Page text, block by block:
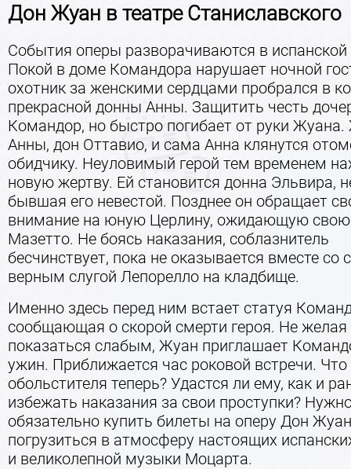
Дон Жуан в театре Станиславского
События оперы разворачиваются в испанской
Покой в доме Командора нарушает ночной
охотник за женскими сердцами пробрался в
прекрасной донны Анны. Защитить честь
Командор, но быстро погибает от руки
Анны, дон Оттавио, и сама Анна клянутся
обидчику. Неуловимый герой тем временем
новую жертву. Ей становится донна Эльвира,
бывшая его невестой. Позднее он обращает
внимание на юную Церлину, ожидающую свою
Мазетто. Не боясь наказания, соблазнитель
бесчинствует, пока не оказывается вместе со
верным слугой Лепорелло на кладбище.
Именно здесь перед ним встает статуя
сообщающая о скорой смерти героя. Не желая
показаться слабым, Жуан приглашает
ужин. Приближается час роковой встречи.
обольстителя теперь? Удастся ли ему, как и
избежать наказания за свои проступки?
обязательно купить билеты на оперу Дон
погрузиться в атмосферу настоящих
и великолепной музыки Моцарта.